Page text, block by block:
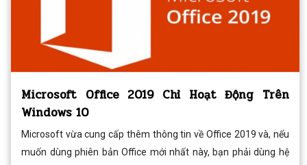
Microsoft Office 2019 Chỉ Hoạt Động Trên
Windows 10
Microsoft vừa cung cấp thêm thông tin về Office 2019 và, nếu
muốn dùng phiên bản Office mới nhất này, bạn phải dùng hệ